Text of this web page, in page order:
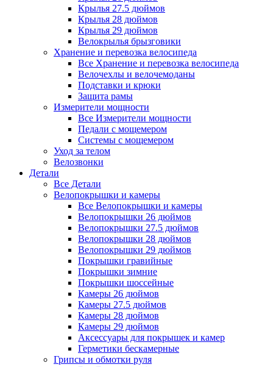
Крылья 27.5 дюймов
Крылья 28 дюймов
Крылья 29 дюймов
Велокрылья брызговики
Хранение и перевозка велосипеда
Все Хранение и перевозка велосипеда
Велочехлы и велочемоданы
Подставки и крюки
Защита рамы
Измерители мощности
Все Измерители мощности
Педали с мощемером
Системы с мощемером
Уход за телом
Велозвонки
Детали
Все Детали
Велопокрышки и камеры
Все Велопокрышки и камеры
Велопокрышки 26 дюймов
Велопокрышки 27.5 дюймов
Велопокрышки 28 дюймов
Велопокрышки 29 дюймов
Покрышки гравийные
Покрышки зимние
Покрышки шоссейные
Камеры 26 дюймов
Камеры 27.5 дюймов
Камеры 28 дюймов
Камеры 29 дюймов
Аксессуары для покрышек и камер
Герметики бескамерные
Грипсы и обмотки руля